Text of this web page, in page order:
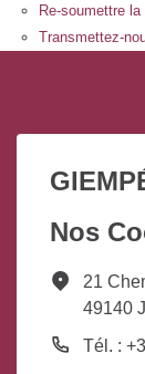
Re-soumettre
Transmettez-
Nos
21
49140
Tél. :